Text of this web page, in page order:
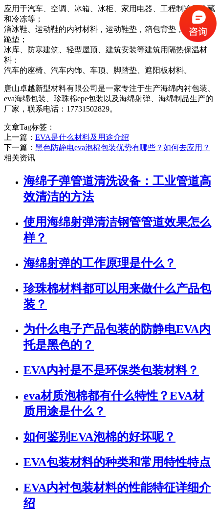
应用于汽车、空调、冰箱、冰柜、家用电器、工程制冷及冷藏
和冷冻等；
溜冰鞋、运动鞋的内衬材料，运动鞋垫，箱包背垫，冲浪板，
跪垫；
冰库、防寒建筑、轻型屋顶、建筑安装等建筑用隔热保温材
料：
汽车的座椅、汽车内饰、车顶、脚踏垫、遮阳板材料。
唐山卓越新型材料有限公司是一家专注于生产海绵内衬包装、
eva海绵包装、珍珠棉epe包装以及海绵射弹、海绵制品生产的
厂家，联系电话：17731502829。
文章Tag标签：
上一篇： EVA是什么材料及用途介绍
下一篇： 黑色防静电eva泡棉包装优势有哪些？如何去应用？
相关资讯
海绵子弹管道清洗设备：工业管道高
效清洁的方法
使用海绵射弹清洁钢管管道效果怎么
样？
海绵射弹的工作原理是什么？
珍珠棉材料都可以用来做什么产品包
装？
为什么电子产品包装的防静电EVA内
托是黑色的？
EVA内衬是不是环保类包装材料？
eva材质泡棉都有什么特性？EVA材
质用途是什么？
如何鉴别EVA泡棉的好坏呢？
EVA包装材料的种类和常用特性特点
EVA内衬包装材料的性能特征详细介
绍